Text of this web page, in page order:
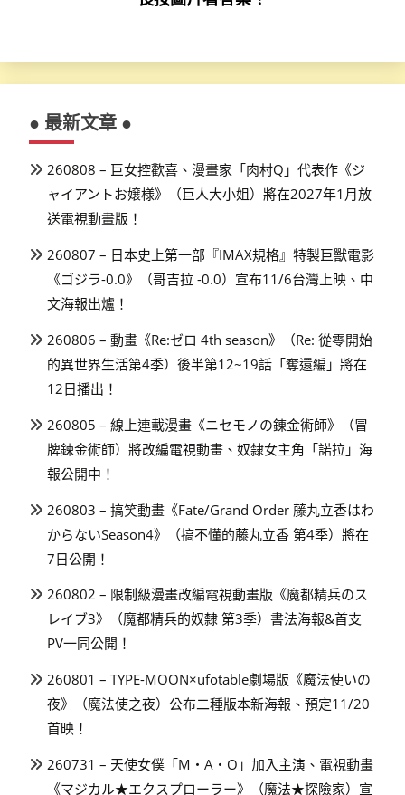
● 最新文章 ●
260808 – 巨女控歡喜、漫畫家「肉村Q」代表作《ジ
ャイアントお嬢様》（巨人大小姐）將在2027年1月放
送電視動畫版！
260807 – 日本史上第一部『IMAX規格』特製巨獸電影
《ゴジラ-0.0》（哥吉拉 -0.0）宣布11/6台灣上映、中
文海報出爐！
260806 – 動畫《Re:ゼロ 4th season》（Re: 從零開始
的異世界生活第4季）後半第12~19話「奪還編」將在
12日播出！
260805 – 線上連載漫畫《ニセモノの錬金術師》（冒
牌鍊金術師）將改編電視動畫、奴隸女主角「諾拉」海
報公開中！
260803 – 搞笑動畫《Fate/Grand Order 藤丸立香はわ
からないSeason4》（搞不懂的藤丸立香 第4季）將在
7日公開！
260802 – 限制級漫畫改編電視動畫版《魔都精兵のス
レイブ3》（魔都精兵的奴隸 第3季）書法海報&首支
PV一同公開！
260801 – TYPE-MOON×ufotable劇場版《魔法使いの
夜》（魔法使之夜）公布二種版本新海報、預定11/20
首映！
260731 – 天使女僕「M・A・O」加入主演、電視動畫
《マジカル★エクスプローラー》（魔法★探險家）宣